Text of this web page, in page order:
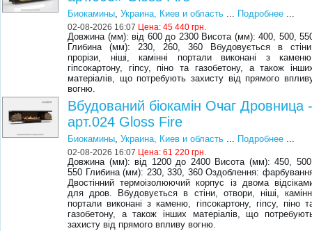
Биокамины,Украина, Киев и область ... Подробнее ...
02-08-2026 16:07 Цена:45 440 грн.
Довжина (мм): від 600 до 2300 Висота (мм): 400, 500,
Глибина (мм): 230, 260, 360 Вбудовується в
прорізи, ніші, камінні портали виконані з
гіпсокартону, гіпсу, піно та газобетону, а також
матеріалів, що потребують захисту від прямого
вогню.
Вбудований біокамін Очаг Дровница
арт.024 Gloss Fire
Биокамины,Украина, Киев и область ... Подробнее ...
02-08-2026 16:07 Цена:61 220 грн.
Довжина (мм): від 1200 до 2400 Висота (мм): 450,
550 Глибина (мм): 230, 330, 360 Оздоблення:
Двостінний термоізолюючий корпус із двома
для дров. Вбудовується в стіни, отвори, ніші,
портали виконані з каменю, гіпсокартону, гіпсу, піно
газобетону, а також інших матеріалів, що
захисту від прямого впливу вогню.